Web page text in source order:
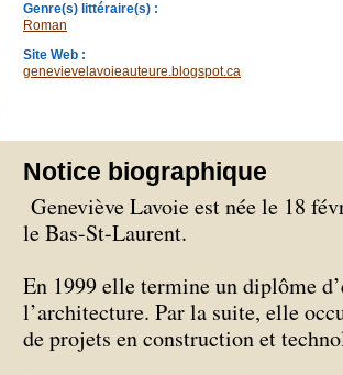
Genre(s) littéraire(s) :
Roman
Site Web :
genevievelavoieauteure.blogspot.ca
Notice biographique
Geneviève Lavoie est née le 18
le Bas-St-Laurent.
En 1999 elle termine un diplôme
l’architecture. Par la suite, elle
de projets en construction et